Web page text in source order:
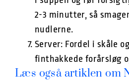
2-3 minutter, så
nudlerne.
Server: Fordel i skåle
finthakkede forårsløg
Læs også artiklen om